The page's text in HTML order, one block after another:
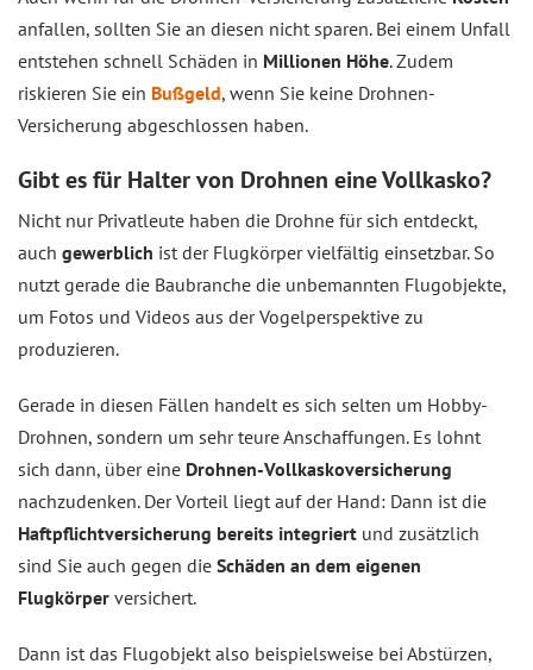
anfallen, sollten Sie an diesen nicht sparen. Bei einem Unfall
entstehen schnell Schäden in Millionen Höhe. Zudem
riskieren Sie ein Bußgeld, wenn Sie keine Drohnen-
Versicherung abgeschlossen haben.
Gibt es für Halter von Drohnen eine Vollkasko?
Nicht nur Privatleute haben die Drohne für sich entdeckt,
auch gewerblich ist der Flugkörper vielfältig einsetzbar. So
nutzt gerade die Baubranche die unbemannten Flugobjekte,
um Fotos und Videos aus der Vogelperspektive zu
produzieren.
Gerade in diesen Fällen handelt es sich selten um Hobby-
Drohnen, sondern um sehr teure Anschaffungen. Es lohnt
sich dann, über eine Drohnen-Vollkaskoversicherung
nachzudenken. Der Vorteil liegt auf der Hand: Dann ist die
Haftpflichtversicherung bereits integriert und zusätzlich
sind Sie auch gegen die Schäden an dem eigenen
Flugkörper versichert.
Dann ist das Flugobjekt also beispielsweise bei Abstürzen,